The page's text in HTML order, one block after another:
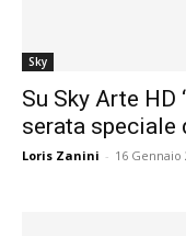
Sky
Su Sky Arte HD
serata speciale
Loris Zanini - 16 Gennaio